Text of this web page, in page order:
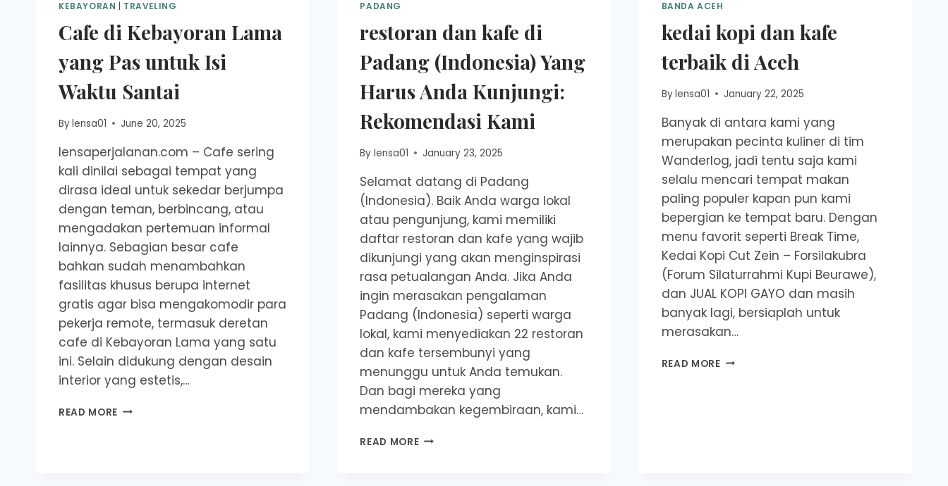
KEBAYORAN TRAVELING
Cafe di Kebayoran Lama
yang Pas untuk Isi
Waktu Santai
Bylensa01 June 20, 2025
lensaperjalanan.com – Cafe sering
kali dinilai sebagai tempat yang
dirasa ideal untuk sekedar berjumpa
dengan teman, berbincang, atau
mengadakan pertemuan informal
lainnya. Sebagian besar cafe
bahkan sudah menambahkan
fasilitas khusus berupa internet
gratis agar bisa mengakomodir para
pekerja remote, termasuk deretan
cafe di Kebayoran Lama yang satu
ini. Selain didukung dengan desain
interior yang estetis,…
READ MORE CAFE
PADANG
restoran dan kafe di
Padang (Indonesia) Yang
Harus Anda Kunjungi:
Rekomendasi Kami
By lensa01 January 23, 2025
Selamat datang di Padang
(Indonesia). Baik Anda warga lokal
atau pengunjung, kami memiliki
daftar restoran dan kafe yang wajib
dikunjungi yang akan menginspirasi
rasa petualangan Anda. Jika Anda
ingin merasakan pengalaman
Padang (Indonesia) seperti warga
lokal, kami menyediakan 22 restoran
dan kafe tersembunyi yang
menunggu untuk Anda temukan.
Dan bagi mereka yang
mendambakan kegembiraan, kami…
READ MORERESTORAN
BANDA ACEH
kedai kopi dan kafe
terbaik di Aceh
Bylensa01 January 22, 2025
Banyak di antara kami yang
merupakan pecinta kuliner di tim
Wanderlog, jadi tentu saja kami
selalu mencari tempat makan
paling populer kapan pun kami
bepergian ke tempat baru. Dengan
menu favorit seperti Break Time,
Kedai Kopi Cut Zein – Forsilakubra
(Forum Silaturrahmi Kupi Beurawe),
dan JUAL KOPI GAYO dan masih
banyak lagi, bersiaplah untuk
merasakan…
READ MOREKEDAI